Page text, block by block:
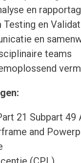
en
Testing en
en
teams
21 Subpart 49
and